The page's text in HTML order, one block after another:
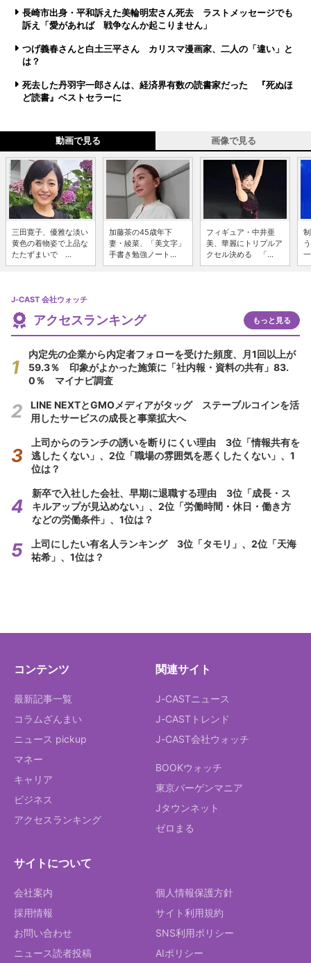
長崎市出身・平和訴えた美輪明宏さん死去 ラストメッセージでも
訴え「愛があれば 戦争なんか起こりません」
つげ義春さんと白土三平さん カリスマ漫画家、二人の「違い」と
は？
死去した丹羽宇一郎さんは、経済界有数の読書家だった 『死ぬほ
ど読書』ベストセラーに
動画で見る 画像で見る
三田寛子、優雅な淡い
黄色の着物姿で上品な
たたずまいで ...
加藤茶の45歳年下
妻・綾菜、「美文字」
手書き勉強ノート...
フィギュア・中井亜
美、華麗にトリプルア
クセル決める 「...
J-CAST 会社ウォッチ
アクセスランキング もっと見る
内定先の企業から内定者フォローを受けた頻度、月1回以上が
59.3％ 印象がよかった施策に「社内報・資料の共有」83.
0％ マイナビ調査
LINE NEXTとGMOメディアがタッグ ステーブルコインを活
用したサービスの成長と事業拡大へ
上司からのランチの誘いを断りにくい理由 3位「情報共有を
逃したくない」、2位「職場の雰囲気を悪くしたくない」、1
位は？
新卒で入社した会社、早期に退職する理由 3位「成長・ス
キルアップが見込めない」、2位「労働時間・休日・働き方
などの労働条件」、1位は？
上司にしたい有名人ランキング 3位「タモリ」、2位「天海
祐希」、1位は？
コンテンツ
最新記事一覧
コラムざんまい
ニュース pickup
マネー
キャリア
ビジネス
アクセスランキング
関連サイト
J-CASTニュース
J-CASTトレンド
J-CAST会社ウォッチ
BOOKウォッチ
東京バーゲンマニア
Jタウンネット
ゼロまる
サイトについて
会社案内
採用情報
お問い合わせ
ニュース読者投稿
個人情報保護方針
サイト利用規約
SNS利用ポリシー
AIポリシー